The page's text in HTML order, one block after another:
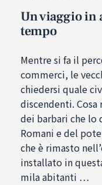
Un viaggio in
tempo
Mentre si fa il
commerci, le
chiedersi quale
discendenti.
dei barbari che lo
Romani e del
che è rimasto
installato in
mila abitanti …